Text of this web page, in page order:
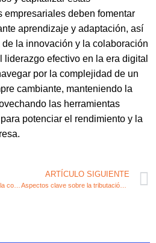
empresariales deben fomentar
aprendizaje y adaptación, así
la innovación y la colaboración
efectivo en la era digital
por la complejidad de un
cambiante, manteniendo la
las herramientas
potenciar el rendimiento y la
ARTÍCULO SIGUIENTE
Aspectos clave sobre la tributación limitada en el emprendimiento